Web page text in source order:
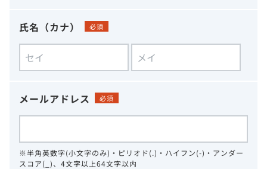
氏名（カナ） 必須
メールアドレス 必須
※半角英数字(小文字のみ)・ピリオド(.)・ハイフン(-)・アンダー
スコア(_)、4文字以上64文字以内